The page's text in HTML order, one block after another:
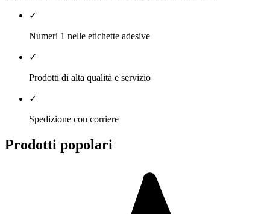
✓
Numeri 1 nelle etichette adesive
✓
Prodotti di alta qualità e servizio
✓
Spedizione con corriere
Prodotti popolari